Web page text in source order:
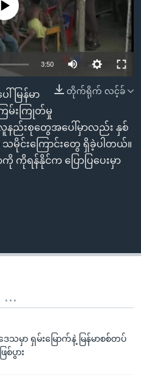
currently available
3:50
တိုက်ရိုက် လင့်ခ်
မြန်မာ
မ်းကြုတ်မှု
နည်းစုတွေအပေါ်မှာလည်း နှစ်
သမိုင်းကြောင်းတွေ ရှိခဲ့ပါတယ်။
ကိုရန်နိုင်က ပြောပြပေးမှာ
ေသမှာ ရှမ်းမြောက်နဲ့ မြန်မာစစ်တပ်
စ်ပွား